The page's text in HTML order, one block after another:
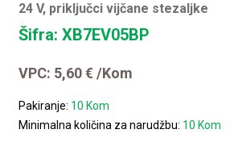
24 V, priključci vijčane stezaljke
Šifra: XB7EV05BP
VPC: 5,60€ /Kom
Pakiranje: 10 Kom
Minimalna količina za narudžbu: 10 Kom